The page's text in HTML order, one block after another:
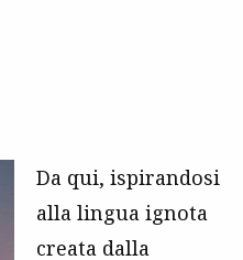
Da qui, ispirandosi
alla lingua ignota
creata dalla